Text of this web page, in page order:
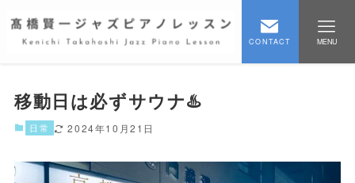
CONTACT MENU
移動日は必ずサウナ♨️
日常 2024年10月21日